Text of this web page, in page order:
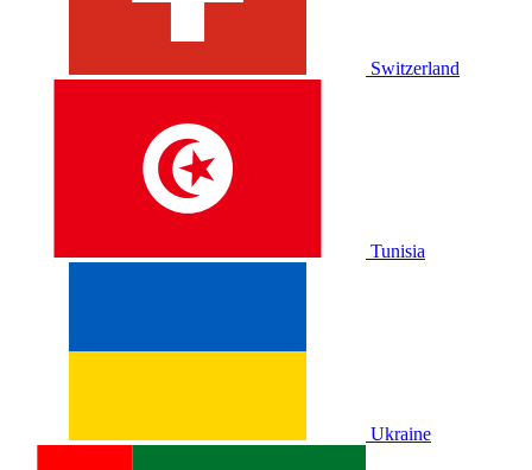
Switzerland
Tunisia
Ukraine